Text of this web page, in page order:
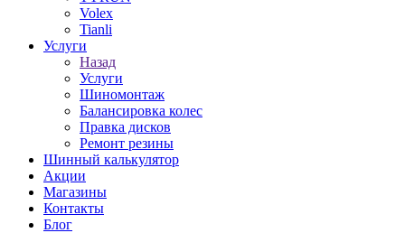
Volex
Tianli
Услуги
Назад
Услуги
Шиномонтаж
Балансировка колес
Правка дисков
Ремонт резины
Шинный калькулятор
Акции
Магазины
Контакты
Блог